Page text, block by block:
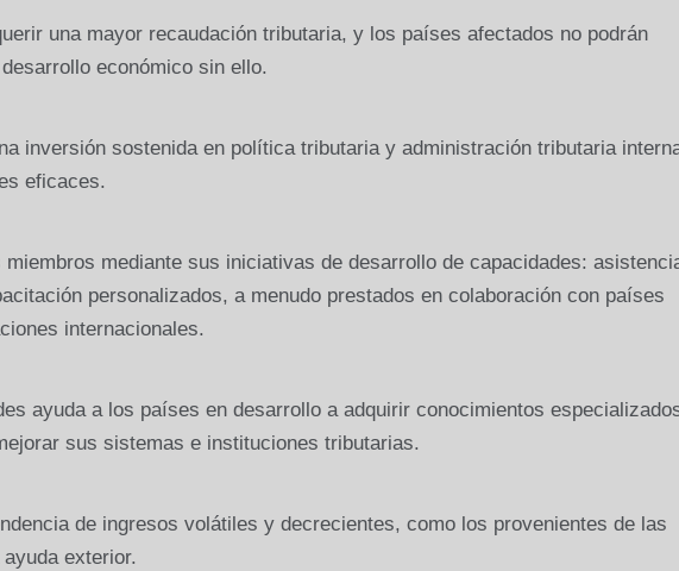
una mayor recaudación tributaria, y los países afectados no podrán
económico sin ello.
inversión sostenida en política tributaria y administración tributaria
eficaces.
mediante sus iniciativas de desarrollo de capacidades:
personalizados, a menudo prestados en colaboración con países
internacionales.
ayuda a los países en desarrollo a adquirir conocimientos
sus sistemas e instituciones tributarias.
de ingresos volátiles y decrecientes, como los provenientes de las
exterior.